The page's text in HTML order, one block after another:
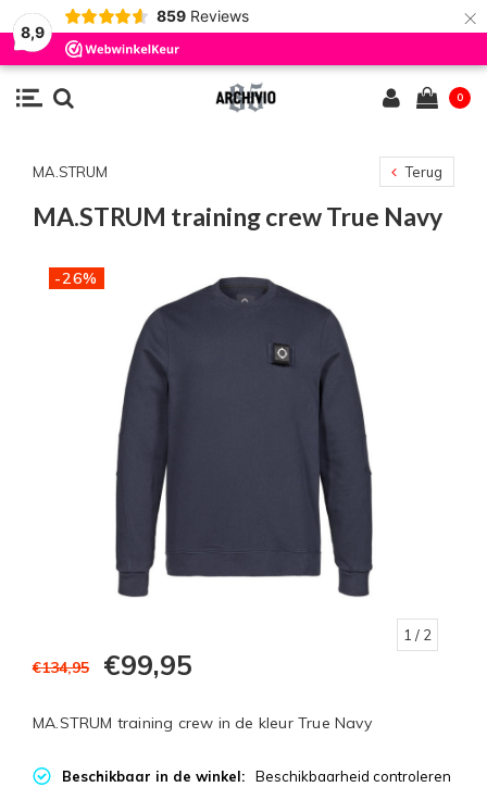
8,9
859 Reviews ×
0
MA.STRUM Terug
MA.STRUM training crew True Navy
-26%
1 / 2
€134,95 €99,95
MA.STRUM training crew in de kleur True Navy
Beschikbaar in de winkel: Beschikbaarheid controleren